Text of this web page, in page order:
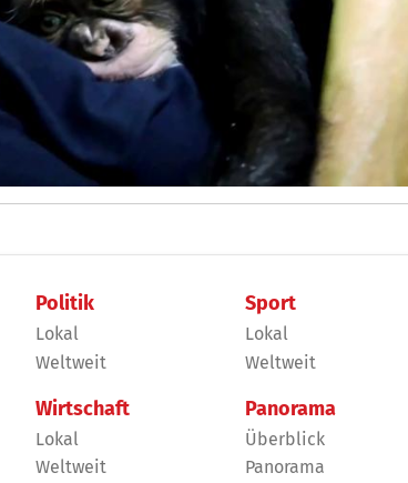
Politik
Lokal
Weltweit
Wirtschaft
Lokal
Weltweit
Sport
Lokal
Weltweit
Panorama
Überblick
Panorama